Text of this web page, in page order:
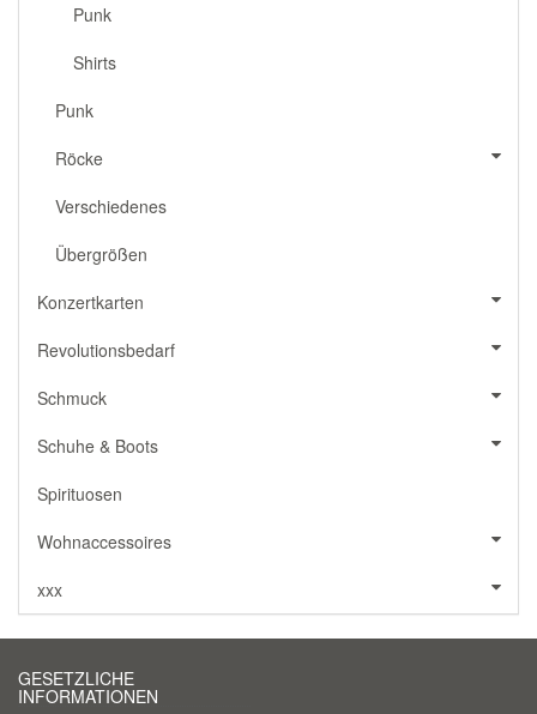
Punk
Shirts
Punk
Röcke
Verschiedenes
Übergrößen
Konzertkarten
Revolutionsbedarf
Schmuck
Schuhe & Boots
Spirituosen
Wohnaccessoires
xxx
GESETZLICHE
INFORMATIONEN